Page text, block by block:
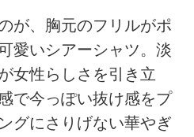
が、胸元のフリルがポ
愛いシアーシャツ。淡
女性らしさを引き立
で今っぽい抜け感をプ
グにさりげない華やぎ